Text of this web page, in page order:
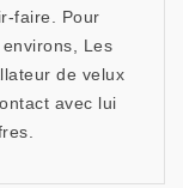
faire. Pour
Les
de velux
avec lui